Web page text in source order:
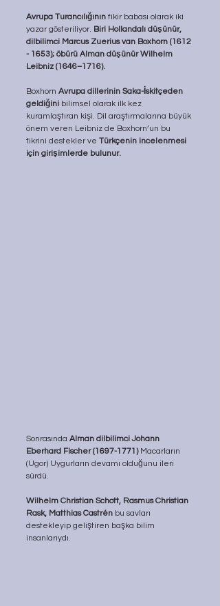
Avrupa Turancılığının fikir babası olarak iki
yazar gösteriliyor. Biri Hollandalı düşünür,
dilbilimci Marcus Zuerius van Boxhorn (1612
- 1653); öbürü Alman düşünür Wilhelm
Leibniz (1646–1716).
Boxhorn Avrupa dillerinin Saka-İskitçeden
geldiğini bilimsel olarak ilk kez
kuramlaştıran kişi. Dil araştırmalarına büyük
önem veren Leibniz de Boxhorn’un bu
fikrini destekler ve Türkçenin incelenmesi
için girişimlerde bulunur.
Sonrasında Alman dilbilimci Johann
Eberhard Fischer (1697-1771) Macarların
(Ugor) Uygurların devamı olduğunu ileri
sürdü.
Wilhelm Christian Schott, Rasmus Christian
Rask, Matthias Castrén bu savları
destekleyip geliştiren başka bilim
insanlarıydı.